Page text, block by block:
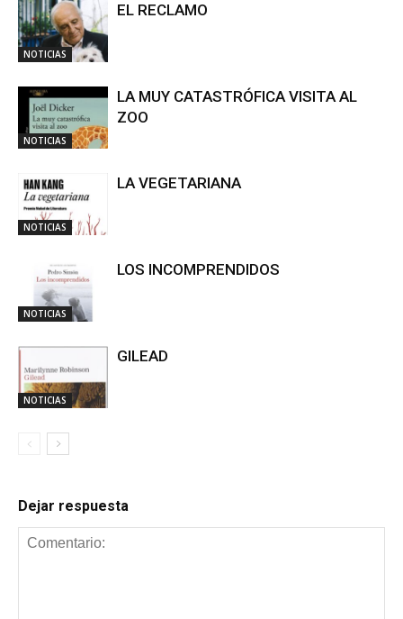
NOTICIAS
EL RECLAMO
NOTICIAS
LA MUY CATASTRÓFICA VISITA AL
ZOO
NOTICIAS
LA VEGETARIANA
NOTICIAS
LOS INCOMPRENDIDOS
NOTICIAS
GILEAD
Dejar respuesta